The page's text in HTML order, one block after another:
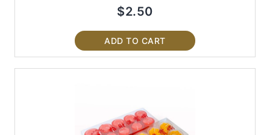
$2.50
ADD TO CART